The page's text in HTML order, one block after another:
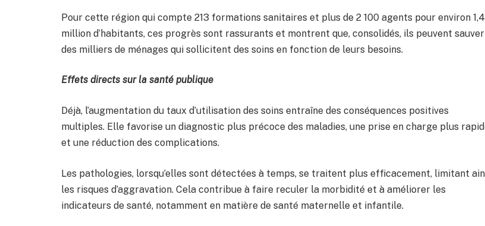
Pour cette région qui compte 213 formations sanitaires et plus de 2 100 agents pour environ 1,4
million d’habitants, ces progrès sont rassurants et montrent que, consolidés, ils peuvent sauver
des milliers de ménages qui sollicitent des soins en fonction de leurs besoins.
Effets directs sur la santé publique
Déjà, l’augmentation du taux d’utilisation des soins entraîne des conséquences positives
multiples. Elle favorise un diagnostic plus précoce des maladies, une prise en charge plus
et une réduction des complications.
Les pathologies, lorsqu’elles sont détectées à temps, se traitent plus efficacement, limitant
les risques d’aggravation. Cela contribue à faire reculer la morbidité et à améliorer les
indicateurs de santé, notamment en matière de santé maternelle et infantile.